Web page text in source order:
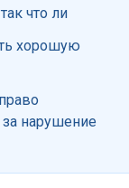
что ли
хорошую
за нарушение